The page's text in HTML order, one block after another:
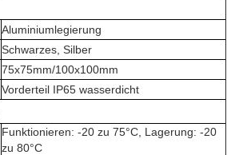
Aluminiumlegierung
Schwarzes, Silber
75x75mm/100x100mm
Vorderteil IP65 wasserdicht
Funktionieren: -20 zu 75°C, Lagerung: -20
zu 80°C